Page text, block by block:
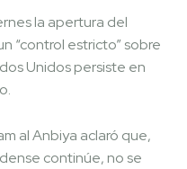
la apertura del
“control estricto” sobre
Unidos persiste en
al Anbiya aclaró que,
continúe, no se